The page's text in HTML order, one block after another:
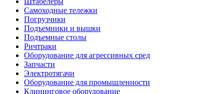
Самоходные тележки
Погрузчики
Подъемники и вышки
Подъемные столы
Ричтраки
Оборудование для агрессивных сред
Запчасти
Электротягачи
Оборудование для промышленности
Клининговое оборудование